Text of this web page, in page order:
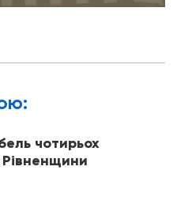
чотирьох
Рівненщини